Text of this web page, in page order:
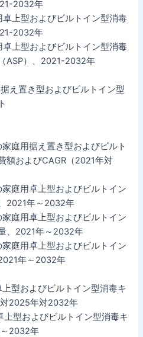
2032年
上型およびビルトイン型消毒
2032年
上型およびビルトイン型消毒
ASP）、2021-2032年
え置き型およびビルトイン型
庭用据え置き型およびビルト
額およびCAGR（2021年対
庭用卓上型およびビルトイン
2021年～2032年
庭用卓上型およびビルトイン
、2021年～2032年
庭用卓上型およびビルトイン
年～2032年
型およびビルトイン型消毒キ
2025年対2032年
型およびビルトイン型消毒キ
2032年